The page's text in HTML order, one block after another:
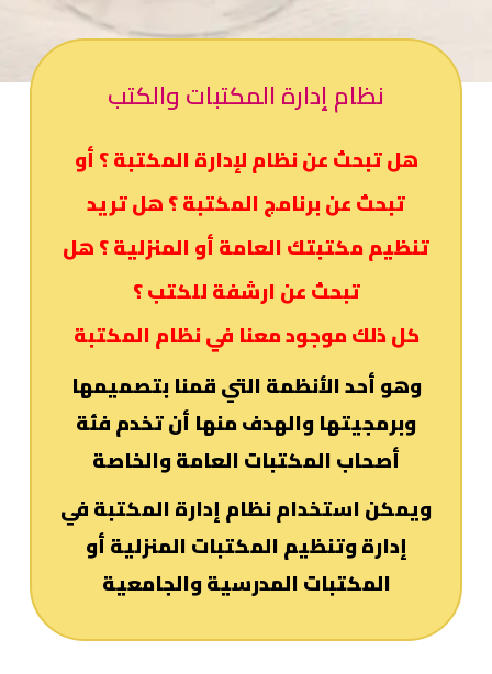
نظام إدارة المكتبات والكتب
هل تبحث عن نظام لإدارة المكتبة ؟ أو
تبحث عن برنامج المكتبة ؟ هل تريد
تنظيم مكتبتك العامة أو المنزلية ؟ هل
تبحث عن ارشفة للكتب ؟
كل ذلك موجود معنا في نظام المكتبة
وهو أحد الأنظمة التي قمنا بتصميمها
وبرمجيتها والهدف منها أن تخدم فئة
أصحاب المكتبات العامة والخاصة
ويمكن استخدام نظام إدارة المكتبة في
إدارة وتنظيم المكتبات المنزلية أو
المكتبات المدرسية والجامعية